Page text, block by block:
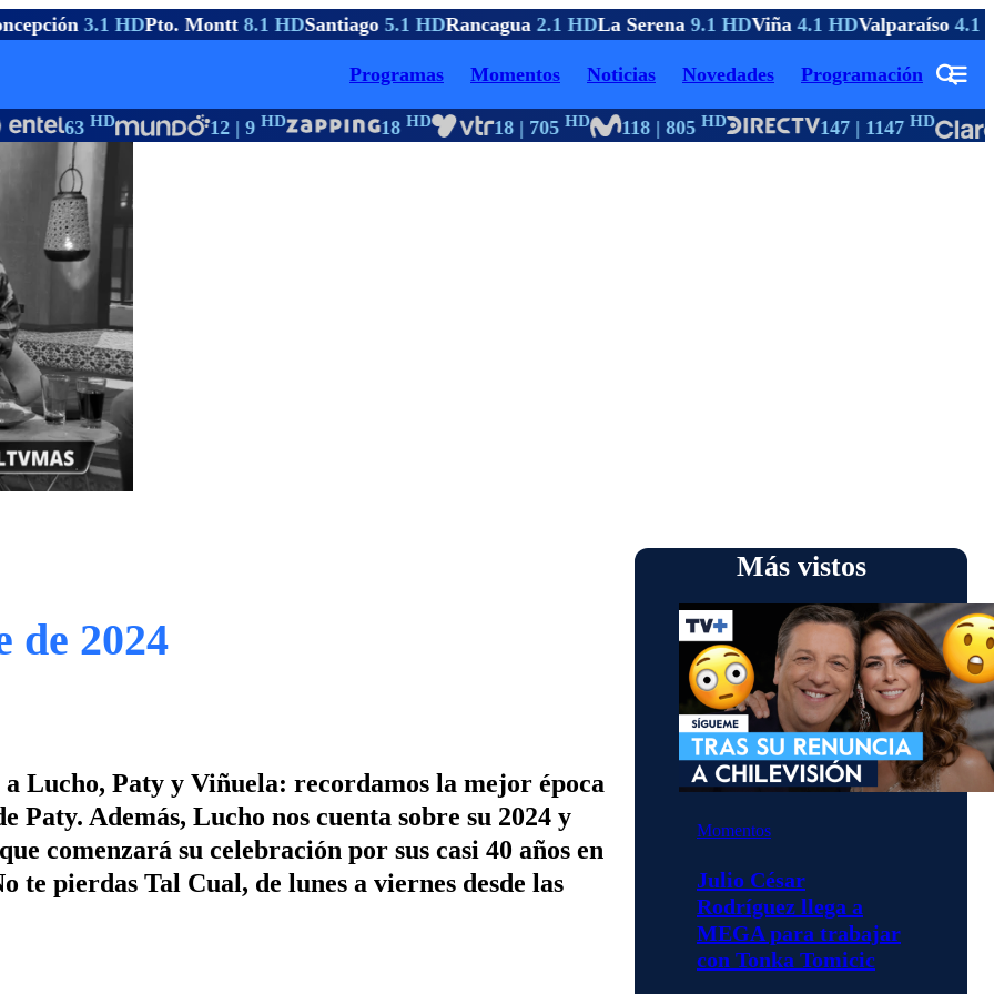
3.1 HDPto. Montt8.1 HDSantiago5.1 HDRancagua2.1 HDLa Serena9.1 HDViña4.1 HDValparaíso4.1
Programas Momentos Noticias Novedades Programación
63HD 12 | 9HD 18HD 18 | 705HD 118 | 805HD 147 | 1147HD
de 2024
Lucho, Paty y Viñuela: recordamos la mejor época
Paty. Además, Lucho nos cuenta sobre su 2024 y
comenzará su celebración por sus casi 40 años en
te pierdas Tal Cual, de lunes a viernes desde las
Más vistos
Momentos
Julio César
Rodríguez llega a
MEGA para trabajar
con Tonka Tomicic